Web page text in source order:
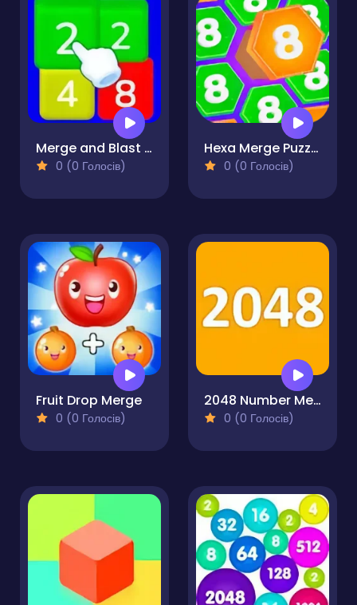
Merge and Blast 2048
0 (0 Голосів)
Hexa Merge Puzzle
0 (0 Голосів)
Fruit Drop Merge
0 (0 Голосів)
2048 Number Merge
0 (0 Голосів)